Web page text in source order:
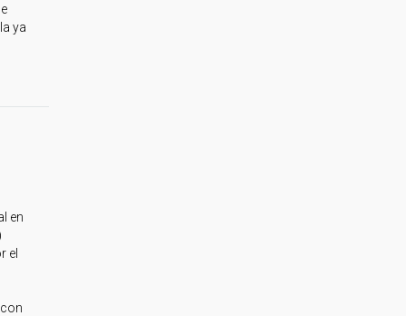
ya
en
el